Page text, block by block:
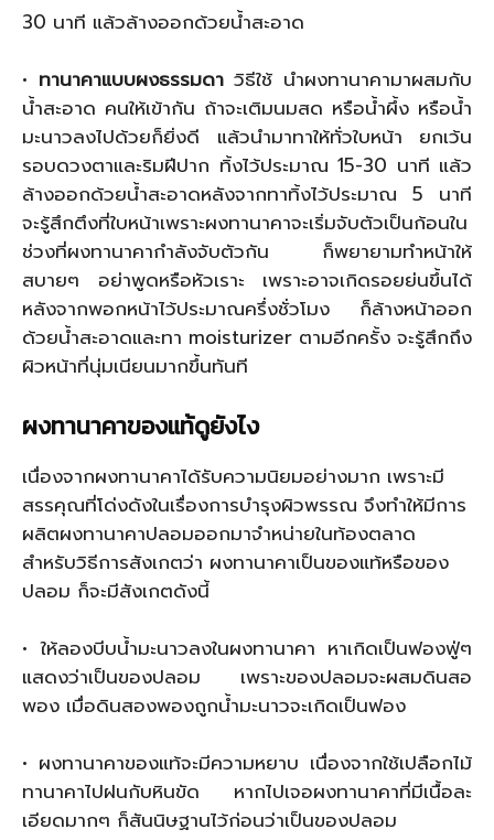
30 นาที แล้วล้างออกด้วยน้ำสะอาด
• ทานาคาแบบผงธรรมดาวิธีใช้ นำผงทานาคามาผสมกับ
น้ำสะอาด คนให้เข้ากัน ถ้าจะเติมนมสด หรือน้ำผึ้ง หรือน้ำ
มะนาวลงไปด้วยก็ยิ่งดี แล้วนำมาทาให้ทั่วใบหน้า ยกเว้น
รอบดวงตาและริมฝีปาก ทิ้งไว้ประมาณ 15-30 นาที แล้ว
ล้างออกด้วยน้ำสะอาดหลังจากทาทิ้งไว้ประมาณ 5 นาที
จะรู้สึกตึงที่ใบหน้าเพราะผงทานาคาจะเริ่มจับตัวเป็นก้อนใน
ช่วงที่ผงทานาคากำลังจับตัวกัน ก็พยายามทำหน้าให้
สบายๆ อย่าพูดหรือหัวเราะ เพราะอาจเกิดรอยย่นขึ้นได้
หลังจากพอกหน้าไว้ประมาณครึ่งชั่วโมง ก็ล้างหน้าออก
ด้วยน้ำสะอาดและทา moisturizer ตามอีกครั้ง จะรู้สึกถึง
ผิวหน้าที่นุ่มเนียนมากขึ้นทันที
ผงทานาคาของแท้ดูยังไง
เนื่องจากผงทานาคาได้รับความนิยมอย่างมาก เพราะมี
สรรคุณที่โด่งดังในเรื่องการบำรุงผิวพรรณ จึงทำให้มีการ
ผลิตผงทานาคาปลอมออกมาจำหน่ายในท้องตลาด
สำหรับวิธีการสังเกตว่า ผงทานาคาเป็นของแท้หรือของ
ปลอม ก็จะมีสังเกตดังนี้
• ให้ลองบีบน้ำมะนาวลงในผงทานาคา หาเกิดเป็นฟองฟู่ๆ
แสดงว่าเป็นของปลอม เพราะของปลอมจะผสมดินสอ
พอง เมื่อดินสองพองถูกน้ำมะนาวจะเกิดเป็นฟอง
• ผงทานาคาของแท้จะมีความหยาบ เนื่องจากใช้เปลือกไม้
ทานาคาไปฝนกับหินขัด หากไปเจอผงทานาคาที่มีเนื้อละ
เอียดมากๆ ก็สันนิษฐานไว้ก่อนว่าเป็นของปลอม